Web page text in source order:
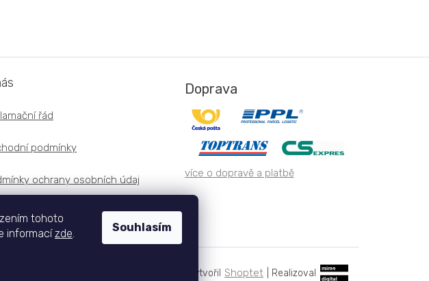
tohoto
informacízde. Souhlasím
řád
podmínky
ochrany osobních údaj
Doprava
více o dopravě a platbě
Shoptet Realizoval